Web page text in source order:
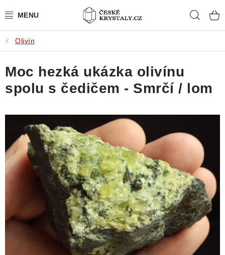
na
PŘÍRODNÍ KAMENY
BROUŠENÉ KAMENY
MISTROVSKÉ KRYSTALY
SLEVY
VIDEOGALERIE
Obchodní podmínky
Podmínky ochrany osobních údajů
Poučení o právu na odstoupení od smlouvy
Olivín
Moc hezká ukázka olivínu
spolu s čedičem - Smrčí / lom